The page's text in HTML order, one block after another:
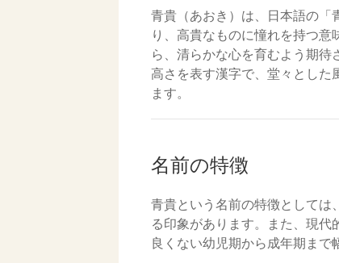
青貴（あおき）は、日本語の「
り、高貴なものに憧れを持つ
ら、清らかな心を育むよう期
高さを表す漢字で、堂々とした
ます。
名前の特徴
青貴という名前の特徴としては
る印象があります。また、現
良くない幼児期から成年期まで